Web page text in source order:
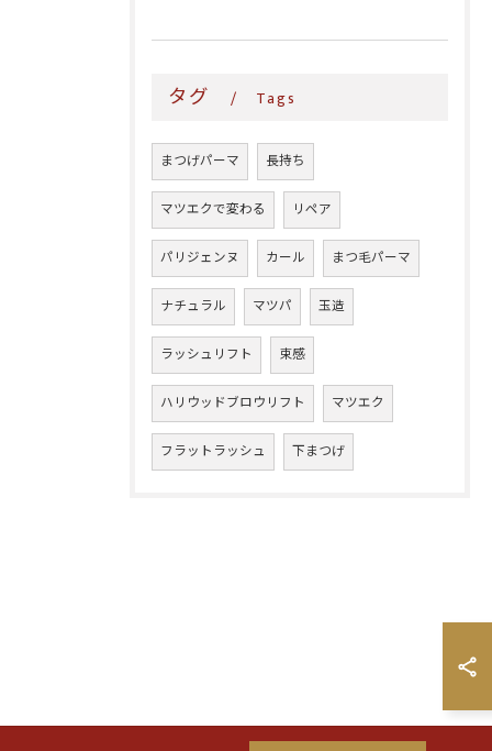
タグ Tags
まつげパーマ 長持ち
マツエクで変わる リペア
パリジェンヌ カール まつ毛パーマ
ナチュラル マツパ 玉造
ラッシュリフト 束感
ハリウッドブロウリフト マツエク
フラットラッシュ 下まつげ